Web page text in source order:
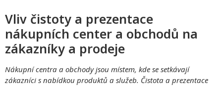
Vliv čistoty a prezentace
nákupních center a obchodů na
zákazníky a prodeje
Nákupní centra a obchody jsou místem, kde se setkávají
zákazníci s nabídkou produktů a služeb. Čistota a prezentace